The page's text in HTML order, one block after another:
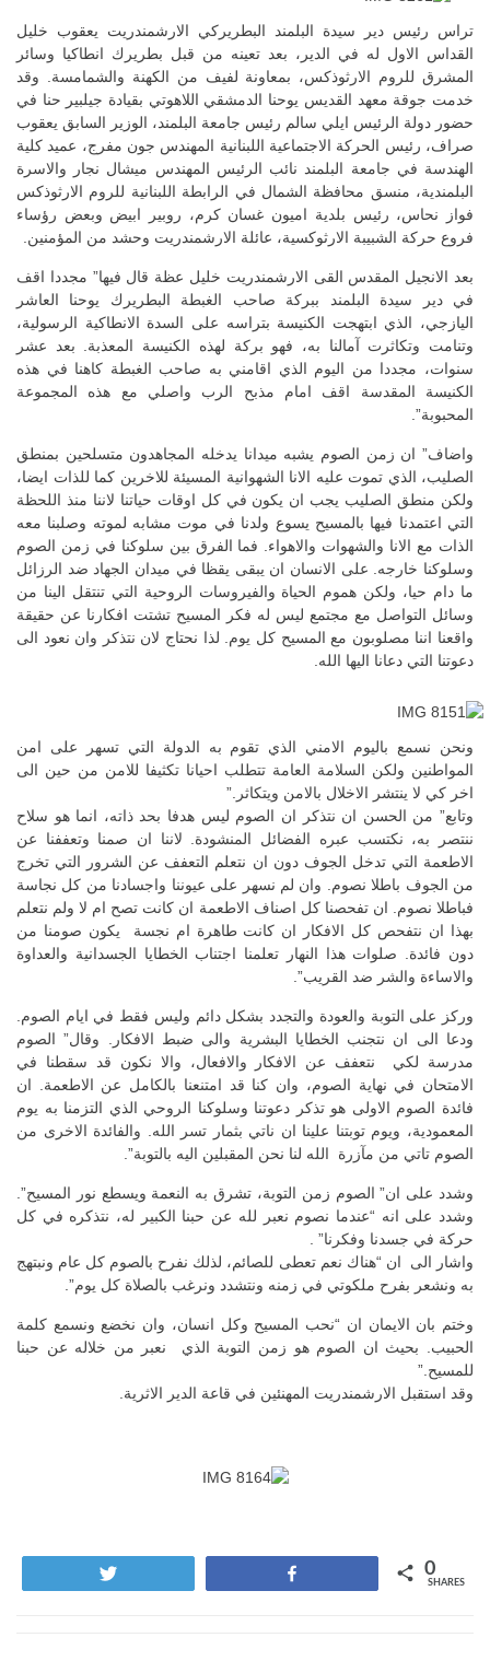
تراس رئيس دير سيدة البلمند البطريركي الارشمندريت يعقوب خليل
القداس الاول له في الدير، بعد تعينه من قبل بطريرك انطاكيا وسائر
المشرق للروم الارثوذكس، بمعاونة لفيف من الكهنة والشمامسة. وقد
خدمت جوقة معهد القديس يوحنا الدمشقي اللاهوتي بقيادة جيلبير حنا في
حضور دولة الرئيس ايلي سالم رئيس جامعة البلمند، الوزير السابق يعقوب
صراف، رئيس الحركة الاجتماعية اللبنانية المهندس جون مفرج، عميد كلية
الهندسة في جامعة البلمند نائب الرئيس المهندس ميشال نجار والاسرة
البلمندية، منسق محافظة الشمال في الرابطة اللبنانية للروم الارثوذكس
فواز نحاس، رئيس بلدية اميون غسان كرم، روبير ابيض وبعض رؤساء
فروع حركة الشبيبة الارثوكسية، عائلة الارشمندريت وحشد من المؤمنين.
بعد الانجيل المقدس القى الارشمندريت خليل عظة قال فيها” مجددا اقف
في دير سيدة البلمند ببركة صاحب الغبطة البطريرك يوحنا العاشر
اليازجي، الذي ابتهجت الكنيسة بتراسه على السدة الانطاكية الرسولية،
وتنامت وتكاثرت آمالنا به، فهو بركة لهذه الكنيسة المعذبة. بعد عشر
سنوات، مجددا من اليوم الذي اقامني به صاحب الغبطة كاهنا في هذه
الكنيسة المقدسة اقف امام مذبح الرب واصلي مع هذه المجموعة
المحبوبة”.
واضاف” ان زمن الصوم يشبه ميدانا يدخله المجاهدون متسلحين بمنطق
الصليب، الذي تموت عليه الانا الشهوانية المسيئة للاخرين كما للذات ايضا،
ولكن منطق الصليب يجب ان يكون في كل اوقات حياتنا لاننا منذ اللحظة
التي اعتمدنا فيها بالمسيح يسوع ولدنا في موت مشابه لموته وصلبنا معه
الذات مع الانا والشهوات والاهواء. فما الفرق بين سلوكنا في زمن الصوم
وسلوكنا خارجه. على الانسان ان يبقى يقظا في ميدان الجهاد ضد الرزائل
ما دام حيا، ولكن هموم الحياة والفيروسات الروحية التي تنتقل الينا من
وسائل التواصل مع مجتمع ليس له فكر المسيح تشتت افكارنا عن حقيقة
واقعنا اننا مصلوبون مع المسيح كل يوم. لذا نحتاج لان نتذكر وان نعود الى
دعوتنا التي دعانا اليها الله.
ونحن نسمع باليوم الامني الذي تقوم به الدولة التي تسهر على امن
المواطنين ولكن السلامة العامة تتطلب احيانا تكثيفا للامن من حين الى
اخر كي لا ينتشر الاخلال بالامن ويتكاثر.”
وتابع” من الحسن ان نتذكر ان الصوم ليس هدفا بحد ذاته، انما هو سلاح
ننتصر به، نكتسب عبره الفضائل المنشودة. لاننا ان صمنا وتعففنا عن
الاطعمة التي تدخل الجوف دون ان نتعلم التعفف عن الشرور التي تخرج
من الجوف باطلا نصوم. وان لم نسهر على عيوننا واجسادنا من كل نجاسة
فباطلا نصوم. ان تفحصنا كل اصناف الاطعمة ان كانت تصح ام لا ولم نتعلم
بهذا ان نتفحص كل الافكار ان كانت طاهرة ام نجسة يكون صومنا من
دون فائدة. صلوات هذا النهار تعلمنا اجتناب الخطايا الجسدانية والعداوة
والاساءة والشر ضد القريب”.
وركز على التوبة والعودة والتجدد بشكل دائم وليس فقط في ايام الصوم.
ودعا الى ان نتجنب الخطايا البشرية والى ضبط الافكار. وقال” الصوم
مدرسة لكي نتعفف عن الافكار والافعال، والا نكون قد سقطنا في
الامتحان في نهاية الصوم، وان كنا قد امتنعنا بالكامل عن الاطعمة. ان
فائدة الصوم الاولى هو تذكر دعوتنا وسلوكنا الروحي الذي التزمنا به يوم
المعمودية، ويوم توبتنا علينا ان ناتي بثمار تسر الله. والفائدة الاخرى من
الصوم تاتي من مآزرة الله لنا نحن المقبلين اليه بالتوبة”.
وشدد على ان” الصوم زمن التوبة، تشرق به النعمة ويسطع نور المسيح”.
وشدد على انه “عندما نصوم نعبر لله عن حبنا الكبير له، نتذكره في كل
حركة في جسدنا وفكرنا” .
واشار الى ان “هناك نعم تعطى للصائم، لذلك نفرح بالصوم كل عام ونبتهج
به ونشعر بفرح ملكوتي في زمنه ونتشدد ونرغب بالصلاة كل يوم”.
وختم بان الايمان ان “نحب المسيح وكل انسان، وان نخضع ونسمع كلمة
الحبيب. بحيث ان الصوم هو زمن التوبة الذي نعبر من خلاله عن حبنا
للمسيح.”
وقد استقبل الارشمندريت المهنئين في قاعة الدير الاثرية.
0
SHARES